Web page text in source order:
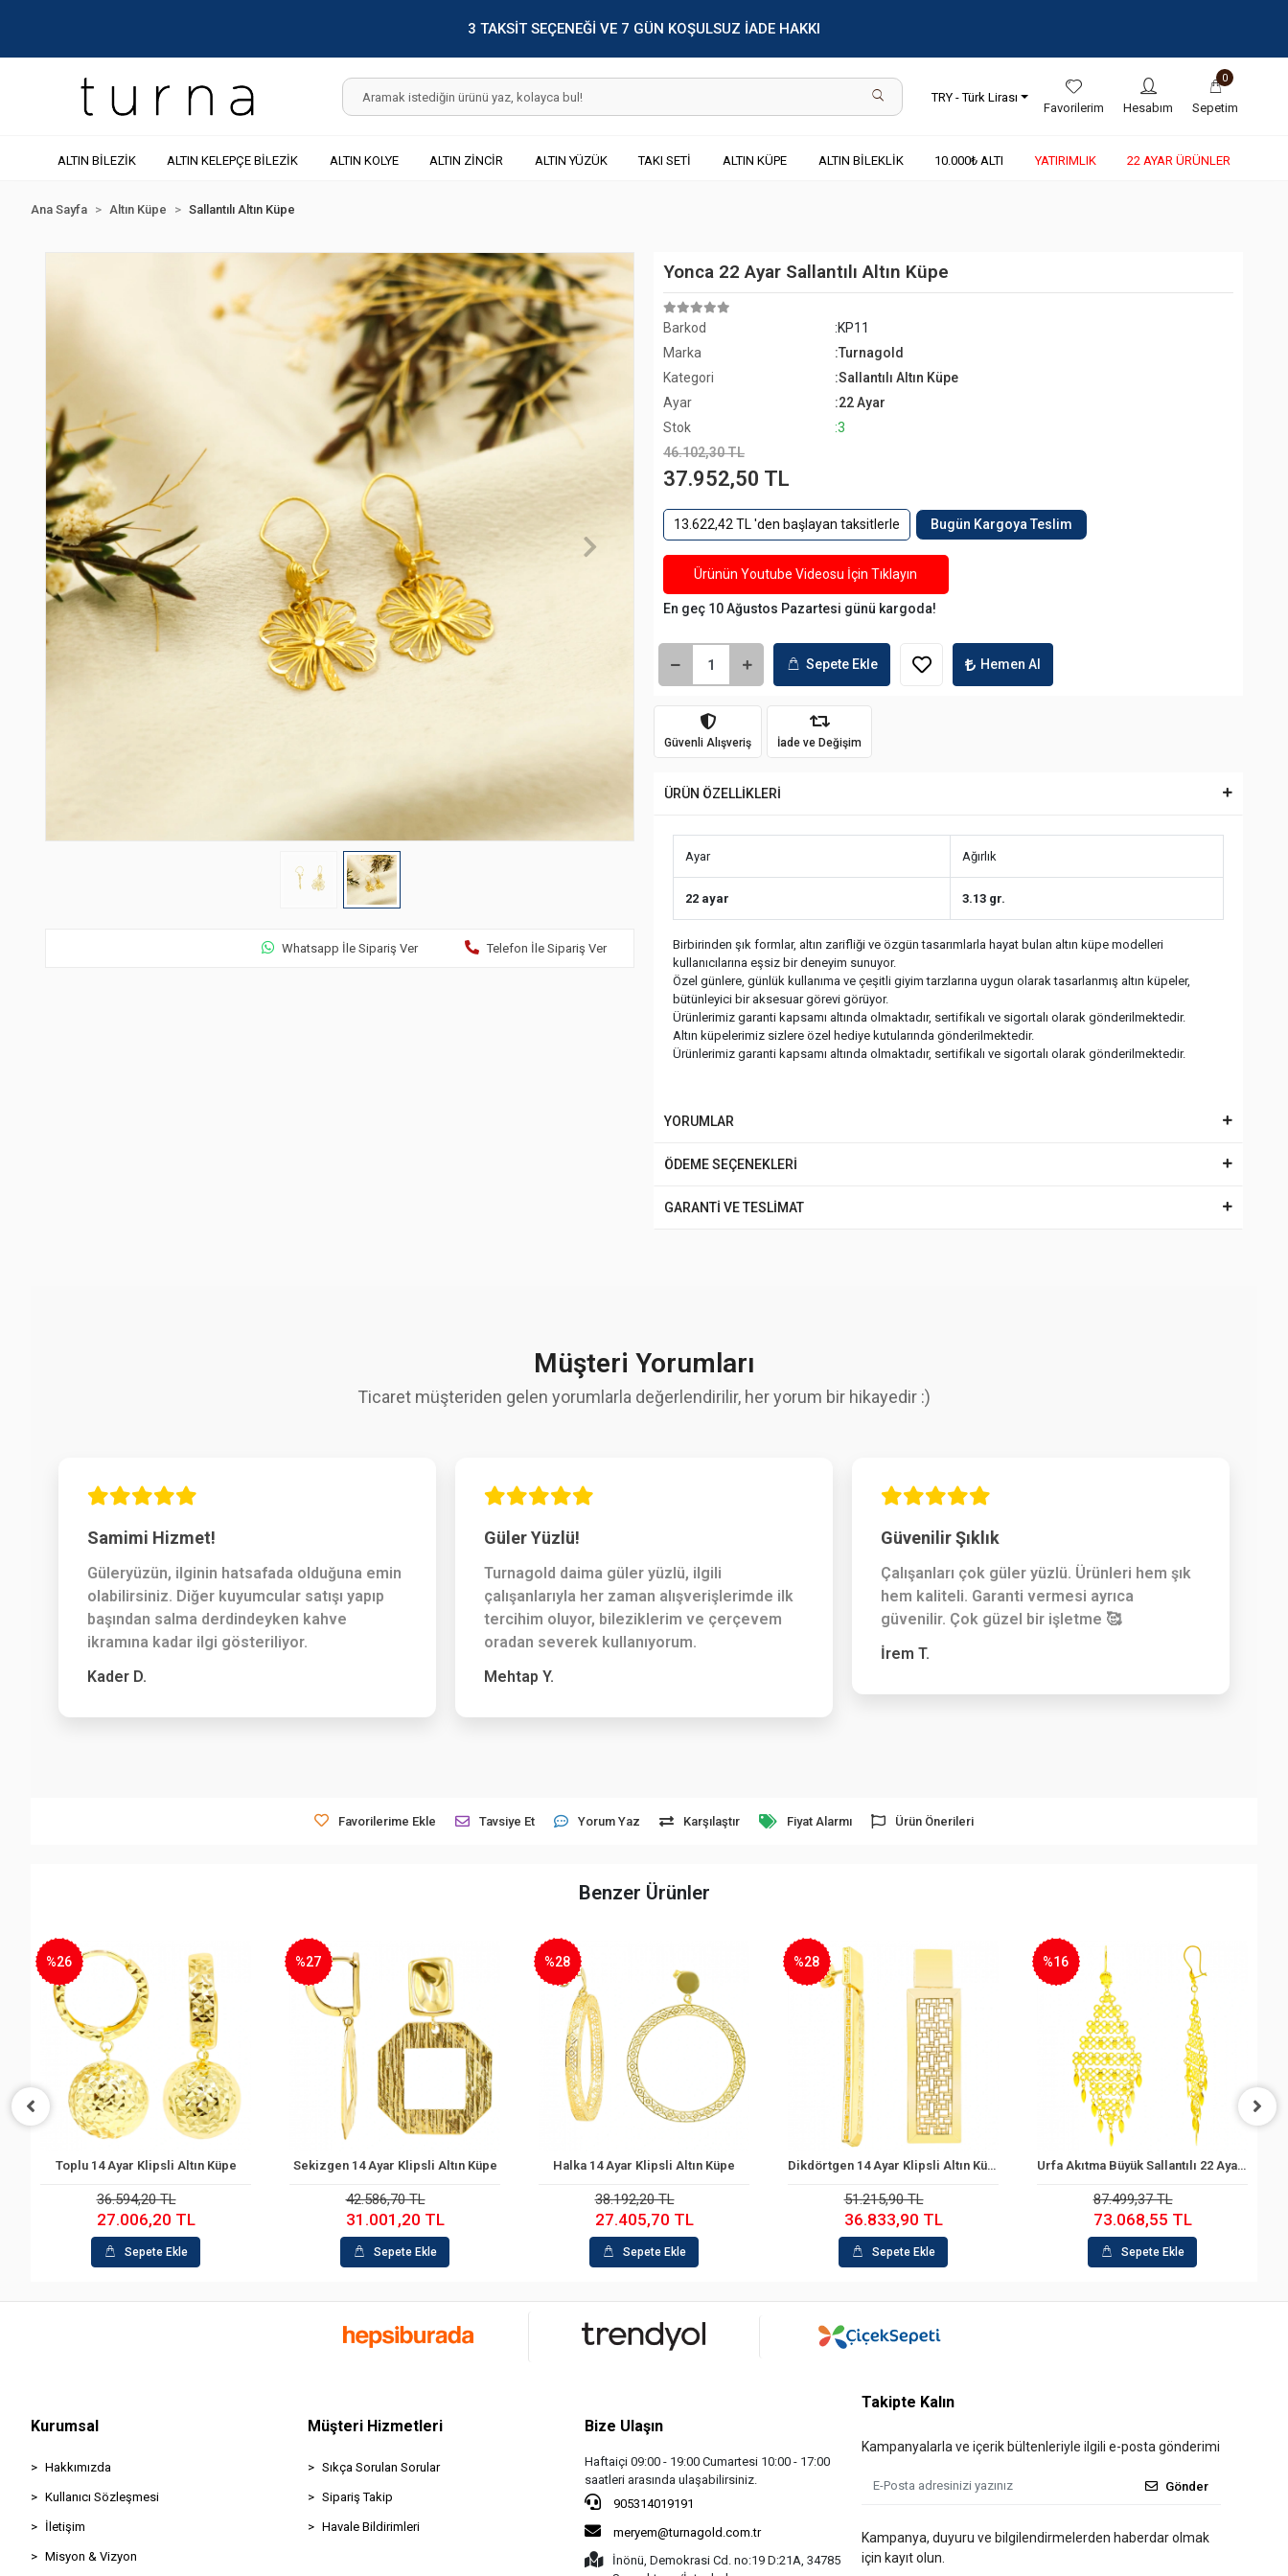
3 TAKSİT SEÇENEĞİ VE 7 GÜN KOŞULSUZ İADE HAKKI
TRY - Türk Lirası
Favorilerim Hesabım
0
Sepetim
ALTIN BİLEZİK ALTIN KELEPÇE BİLEZİK ALTIN KOLYE ALTIN ZİNCİR ALTIN YÜZÜK TAKI SETİ ALTIN KÜPE ALTIN BİLEKLİK 10.000₺ ALTI YATIRIMLIK 22 AYAR ÜRÜNLER
Ana Sayfa Altın Küpe Sallantılı Altın Küpe
Whatsapp İle Sipariş Ver Telefon İle Sipariş Ver
Yonca 22 Ayar Sallantılı Altın Küpe
Barkod
:KP11
Marka
:Turnagold
Kategori
:Sallantılı Altın Küpe
Ayar
:22 Ayar
Stok
:3
46.102,30 TL
37.952,50 TL
13.622,42 TL 'den başlayan taksitlerle Bugün Kargoya Teslim
Ürünün Youtube Videosu İçin Tıklayın
En geç 10 Ağustos Pazartesi günü kargoda!
Sepete Ekle Hemen Al
Güvenli Alışveriş İade ve Değişim
ÜRÜN ÖZELLİKLERİ
Ayar Ağırlık
22 ayar 3.13 gr.
Birbirinden şık formlar, altın zarifliği ve özgün tasarımlarla hayat bulan altın küpe modelleri
kullanıcılarına eşsiz bir deneyim sunuyor.
Özel günlere, günlük kullanıma ve çeşitli giyim tarzlarına uygun olarak tasarlanmış altın küpeler,
bütünleyici bir aksesuar görevi görüyor.
Ürünlerimiz garanti kapsamı altında olmaktadır, sertifikalı ve sigortalı olarak gönderilmektedir.
Altın küpelerimiz sizlere özel hediye kutularında gönderilmektedir.
Ürünlerimiz garanti kapsamı altında olmaktadır, sertifikalı ve sigortalı olarak gönderilmektedir.
YORUMLAR
ÖDEME SEÇENEKLERİ
GARANTİ VE TESLİMAT
Müşteri Yorumları
Ticaret müşteriden gelen yorumlarla değerlendirilir, her yorum bir hikayedir :)
Samimi Hizmet!
Güleryüzün, ilginin hatsafada olduğuna emin
olabilirsiniz. Diğer kuyumcular satışı yapıp
başından salma derdindeyken kahve
ikramına kadar ilgi gösteriliyor.
Kader D.
Güler Yüzlü!
Turnagold daima güler yüzlü, ilgili
çalışanlarıyla her zaman alışverişlerimde ilk
tercihim oluyor, bileziklerim ve çerçevem
oradan severek kullanıyorum.
Mehtap Y.
Güvenilir Şıklık
Çalışanları çok güler yüzlü. Ürünleri hem şık
hem kaliteli. Garanti vermesi ayrıca
güvenilir. Çok güzel bir işletme 🥰
İrem T.
Favorilerime Ekle Tavsiye Et Yorum Yaz Karşılaştır Fiyat Alarmı Ürün Önerileri
Benzer Ürünler
Sepete Ekle
Sekizgen 14 Ayar Klipsli Altın Küpe
%27
42.586,70 TL
31.001,20 TL
Sepete Ekle
Sepete Ekle
Halka 14 Ayar Klipsli Altın Küpe
%28
38.192,20 TL
27.405,70 TL
Sepete Ekle
Sepete Ekle
Dikdörtgen 14 Ayar Klipsli Altın Küpe
51.215,90 TL
36.833,90 TL
Sepete Ekle
Sepete Ekle
Urfa Akıtma Büyük Sallantılı 22 Ayar Altın Küpe
%16
87.499,37 TL
73.068,55 TL
Sepete Ekle
Sepete Ekle
Hint İşi 14 Ayar Sallantılı Altın
%15
79.988,69 TL
67.915,00 TL
Sepete Ekle
Kurumsal
Hakkımızda
Kullanıcı Sözleşmesi
İletişim
Misyon & Vizyon
Müşteri Hizmetleri
Sıkça Sorulan Sorular
Sipariş Takip
Havale Bildirimleri
Bize Ulaşın
Haftaiçi 09:00 - 19:00 Cumartesi 10:00 - 17:00
saatleri arasında ulaşabilirsiniz.
905314019191
meryem@turnagold.com.tr
İnönü, Demokrasi Cd. no:19 D:21A, 34785
Takipte Kalın
Kampanyalarla ve içerik bültenleriyle ilgili e-posta gönderimi
Gönder
Kampanya, duyuru ve bilgilendirmelerden haberdar olmak
için kayıt olun.